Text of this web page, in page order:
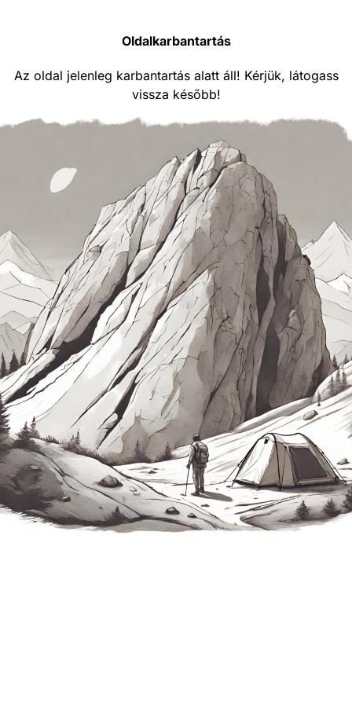
Oldalkarbantartás
Az oldal jelenleg karbantartás alatt áll! Kérjük, látogass
vissza később!